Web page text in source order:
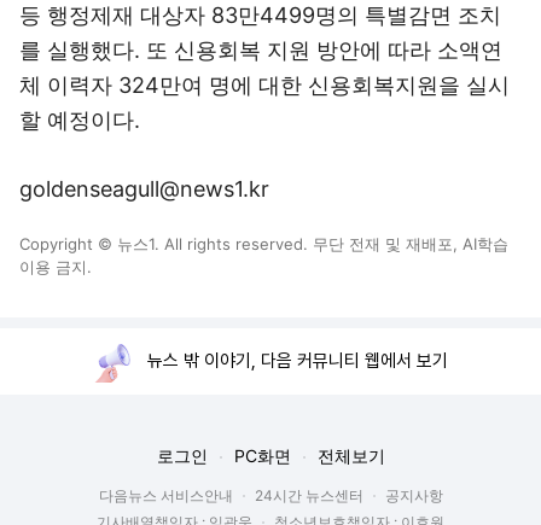
등 행정제재 대상자 83만4499명의 특별감면 조치
를 실행했다. 또 신용회복 지원 방안에 따라 소액연
체 이력자 324만여 명에 대한 신용회복지원을 실시
할 예정이다.
goldenseagull@news1.kr
Copyright © 뉴스1. All rights reserved. 무단 전재 및 재배포, AI학습
이용 금지.
뉴스 밖 이야기, 다음 커뮤니티 웹에서 보기
로그인 PC화면 전체보기
다음뉴스 서비스안내 24시간 뉴스센터
공지사항